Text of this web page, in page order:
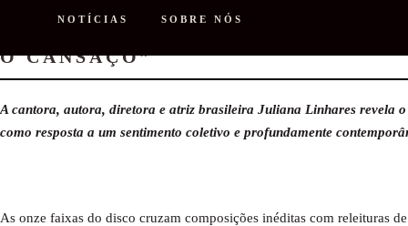
NOTÍCIAS SOBRE NÓS
O CANSAÇO”
A cantora, autora, diretora e atriz brasileira Juliana Linhares revela
como resposta a um sentimento coletivo e profundamente
As onze faixas do disco cruzam composições inéditas com releituras